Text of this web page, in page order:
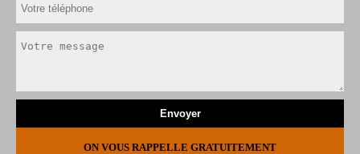
ON VOUS RAPPELLE GRATUITEMENT